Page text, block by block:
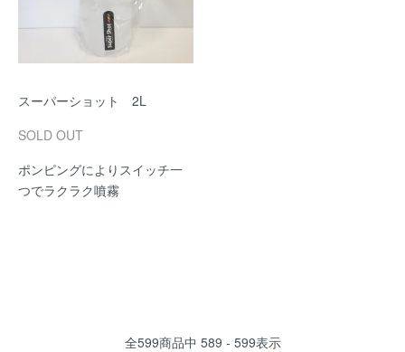
スーパーショット 2L
SOLD OUT
ポンピングによりスイッチ一
つでラクラク噴霧
全599商品中 589 - 599表示